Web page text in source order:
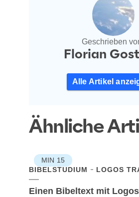
Geschrieben
Florian
Alle Artikel
Ähnliche
MIN 15
BIBELSTUDIUM
LOGOS
Einen Bibeltext mit